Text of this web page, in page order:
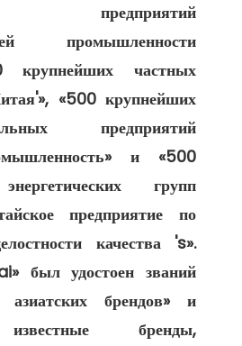
предприятий
промышленности
крупнейших частных
«500 крупнейших
предприятий
и «500
групп
предприятие по
качества 's».
был удостоен званий
брендов» и
бренды,